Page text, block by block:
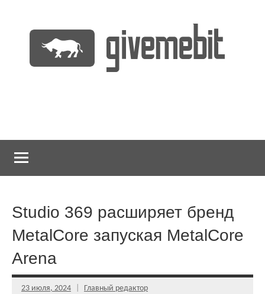
содержимому
Studio 369 расширяет бренд
MetalCore запуская MetalCore
Arena
23 июля, 2024 Главный редактор